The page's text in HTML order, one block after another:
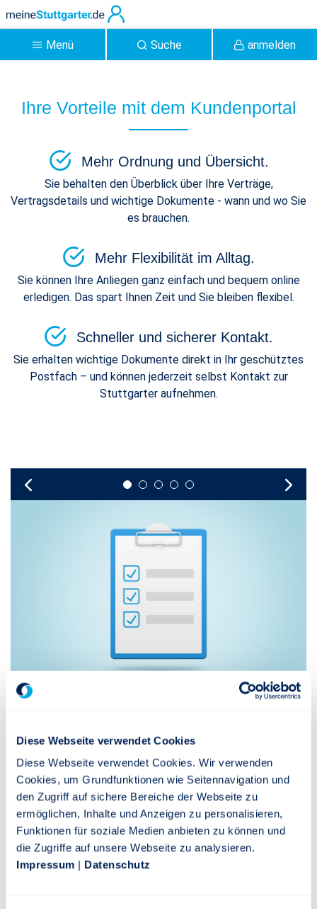
Diese Webseite verwendet Cookies
Diese Webseite verwendet Cookies. Wir verwenden
Cookies, um Grundfunktionen wie Seitennavigation und
den Zugriff auf sichere Bereiche der Webseite zu
ermöglichen, Inhalte und Anzeigen zu personalisieren,
Funktionen für soziale Medien anbieten zu können und
die Zugriffe auf unsere Webseite zu analysieren.
Impressum | Datenschutz
Zum Hauptinhalt springen
anmelden
Suche
Menü
- Kundenportal
Ihre Vorteile mit dem Kundenportal
Mehr Ordnung und Übersicht.
Sie behalten den Überblick über Ihre Verträge,
Vertragsdetails und wichtige Dokumente - wann und wo Sie
es brauchen.
Mehr Flexibilität im Alltag.
Sie können Ihre Anliegen ganz einfach und bequem online
erledigen. Das spart Ihnen Zeit und Sie bleiben flexibel.
Schneller und sicherer Kontakt.
Sie erhalten wichtige Dokumente direkt in Ihr geschütztes
Postfach – und können jederzeit selbst Kontakt zur
Stuttgarter aufnehmen.
Sie behalten den Überblick über Ihre Verträge und
Vertragsdetails - wann und wo Sie es brauchen.